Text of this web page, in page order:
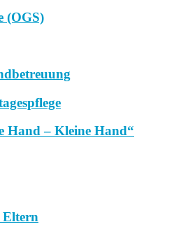
(OGS)
Hand – Kleine Hand“
Eltern